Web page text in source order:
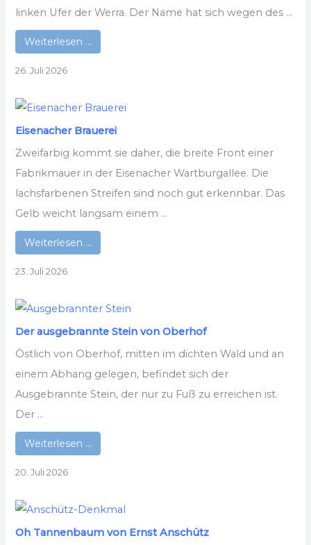
linken Ufer der Werra. Der Name hat sich wegen des ...
Weiterlesen …
26. Juli 2026
Eisenacher Brauerei
Zweifarbig kommt sie daher, die breite Front einer
Fabrikmauer in der Eisenacher Wartburgallee. Die
lachsfarbenen Streifen sind noch gut erkennbar. Das
Gelb weicht langsam einem ...
Weiterlesen …
23. Juli 2026
Der ausgebrannte Stein von Oberhof
Östlich von Oberhof, mitten im dichten Wald und an
einem Abhang gelegen, befindet sich der
Ausgebrannte Stein, der nur zu Fuß zu erreichen ist.
Der ...
Weiterlesen …
20. Juli 2026
Oh Tannenbaum von Ernst Anschütz